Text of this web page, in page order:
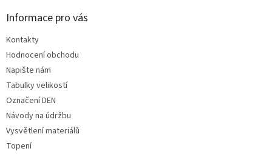
Informace pro vás
Kontakty
Hodnocení obchodu
Napište nám
Tabulky velikostí
Označení DEN
Návody na údržbu
Vysvětlení materiálů
Topení